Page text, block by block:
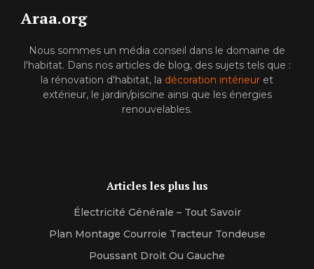
Araa.org
Nous sommes un média conseil dans le domaine de
l'habitat. Dans nos articles de blog, des sujets tels que :
la rénovation d'habitat, la décoration intérieur et
extérieur, le jardin/piscine ainsi que les énergies
renouvelables.
Articles les plus lus
Électricité Générale – Tout Savoir
Plan Montage Courroie Tracteur Tondeuse
Poussant Droit Ou Gauche